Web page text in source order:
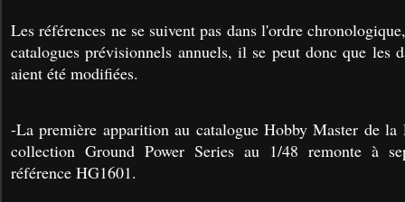
Les références ne se suivent pas dans l'ordre
catalogues prévisionnels annuels, il se peut donc que les
aient été modifiées.
-La première apparition au catalogue Hobby Master de la
collection Ground Power Series au 1/48 remonte à
référence HG1601.